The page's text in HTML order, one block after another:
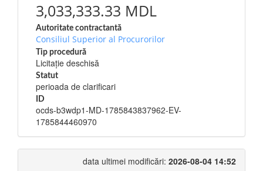
3,033,333.33 MDL
Autoritate contractantă
Consiliul Superior al Procurorilor
Tip procedură
Licitație deschisă
Statut
perioada de clarificari
ID
ocds-b3wdp1-MD-1785843837962-EV-
1785844460970
data ultimei modificări: 2026-08-04 14:52